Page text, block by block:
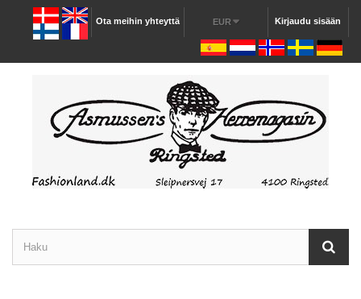
Kirjaudu sisään
EUR
Ota meihin yhteyttä